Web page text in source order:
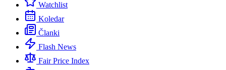
Watchlist
Koledar
Članki
Flash News
Fair Price Index